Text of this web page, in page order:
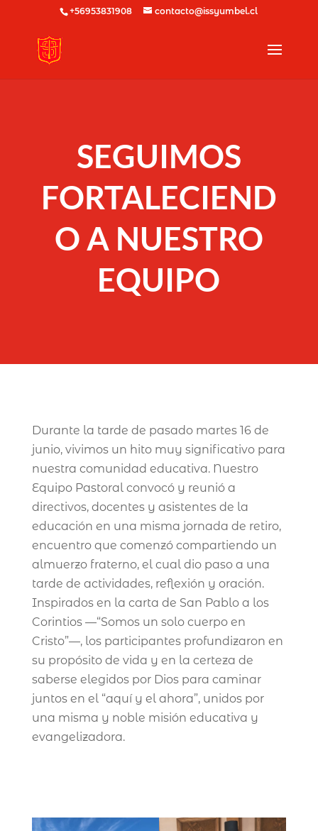
+56953831908 contacto@issyumbel.cl
SEGUIMOS
FORTALECIEND
O A NUESTRO
EQUIPO
Durante la tarde de pasado martes 16 de
junio, vivimos un hito muy significativo para
nuestra comunidad educativa. Nuestro
Equipo Pastoral convocó y reunió a
directivos, docentes y asistentes de la
educación en una misma jornada de retiro,
encuentro que comenzó compartiendo un
almuerzo fraterno, el cual dio paso a una
tarde de actividades, reflexión y oración.
Inspirados en la carta de San Pablo a los
Corintios —“Somos un solo cuerpo en
Cristo”—, los participantes profundizaron en
su propósito de vida y en la certeza de
saberse elegidos por Dios para caminar
juntos en el “aquí y el ahora”, unidos por
una misma y noble misión educativa y
evangelizadora.